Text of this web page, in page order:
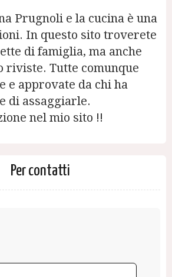
Prugnoli e la cucina è una
In questo sito troverete
di famiglia, ma anche
riviste. Tutte comunque
e approvate da chi ha
di assaggiarle.
nel mio sito !!
Per contatti